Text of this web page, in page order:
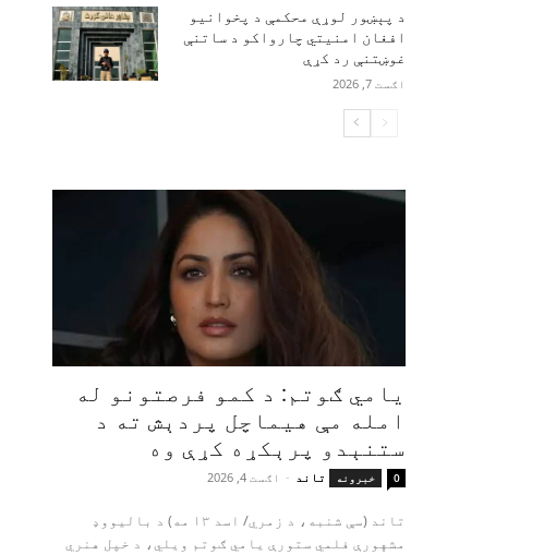
د پېښور لوړې محکمې د پخوانیو
افغان امنیتي چارواکو د ساتنې
غوښتنې رد کړې
اګست 7, 2026
یامي ګوتم: د کمو فرصتونو له
امله مې هیماچل پردېش ته د
ستنېدو پرېکړه کړې وه
خبرونه تاند - اګست 4, 2026 0
تاند (سې شنبه، د زمري/ اسد ۱۳ مه) د بالیووډ
مشهورې فلمي ستورې یامي ګوتم ویلي، د خپل هنري